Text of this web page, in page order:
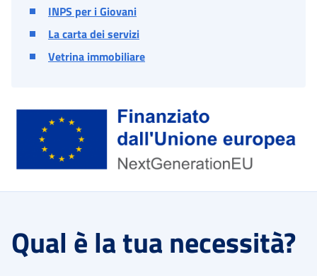
INPS per i Giovani
La carta dei servizi
Vetrina immobiliare
Qual è la tua necessità?